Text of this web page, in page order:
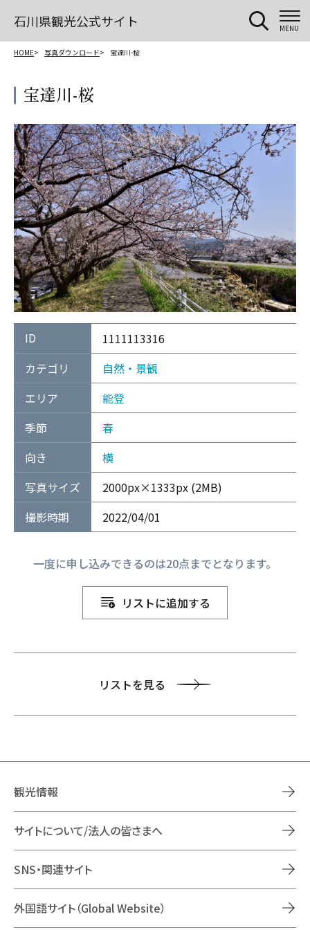
石川県観光公式サイト MENU
HOME 写真ダウンロード 宝達川-桜
宝達川-桜
ID
1111113316
カテゴリ
自然・景観
エリア
能登
季節
春
向き
横
写真サイズ
2000px×1333px (2MB)
撮影時期
2022/04/01
一度に申し込みできるのは20点までとなります。
リストに追加する
リストを見る
観光情報
サイトについて/法人の皆さまへ
SNS・関連サイト
外国語サイト（Global Website）